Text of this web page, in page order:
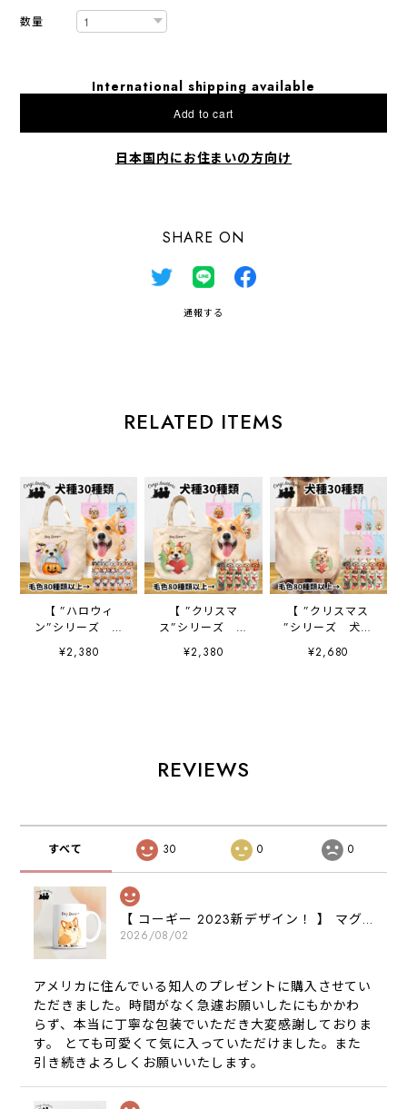
数量
International shipping available
Add to cart
日本国内にお住まいの方向け
SHARE ON
通報する
RELATED ITEMS
【 ”ハロウィ
ン”シリーズ 犬
種選べる ミニキャ
ンバス トートバッ
¥2,380
【 ”クリスマ
ス”シリーズ 犬
種選べる ミニキャ
ンバス トートバッ
¥2,380
【 ”クリスマス
”シリーズ 犬種
選べる キャンバス
トートバッグ 】
¥2,680
REVIEWS
すべて 30 0 0
【 コーギー 2023新デザイン！ 】 マグカップ お家用 プレゼント 犬 うちの子 犬グッズ ギフト
2026/08/02
アメリカに住んでいる知人のプレゼントに購入させてい
ただきました。時間がなく急遽お願いしたにもかかわ
らず、本当に丁寧な包装でいただき大変感謝しておりま
す。 とても可愛くて気に入っていただけました。また
引き続きよろしくお願いいたします。